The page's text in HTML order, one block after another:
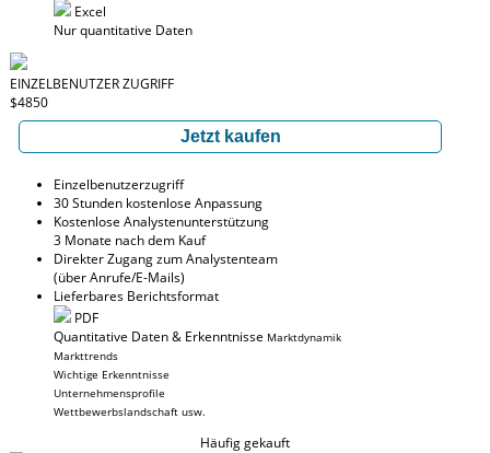
Excel
Nur quantitative Daten
EINZELBENUTZER ZUGRIFF
$4850
Jetzt kaufen
Einzelbenutzerzugriff
30 Stunden kostenlose Anpassung
Kostenlose Analystenunterstützung
3 Monate nach dem Kauf
Direkter Zugang zum Analystenteam
(über Anrufe/E-Mails)
Lieferbares Berichtsformat
PDF
Quantitative Daten & Erkenntnisse Marktdynamik
Markttrends
Wichtige Erkenntnisse
Unternehmensprofile
Wettbewerbslandschaft usw.
Häufig gekauft